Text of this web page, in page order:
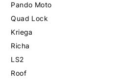
Pando Moto
Quad Lock
Kriega
Richa
LS2
Roof